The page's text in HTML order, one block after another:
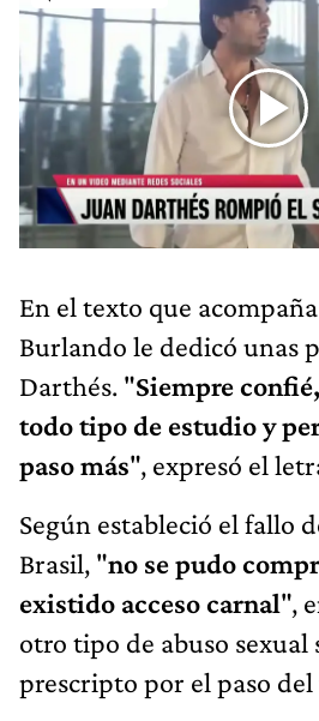
En el texto que
Burlando le dedicó unas
Darthés. "Siempre
todo tipo de estudio y
paso más", expresó el
Según estableció el fallo
Brasil, "no se pudo
existido acceso carnal",
otro tipo de abuso sexual
prescripto por el paso